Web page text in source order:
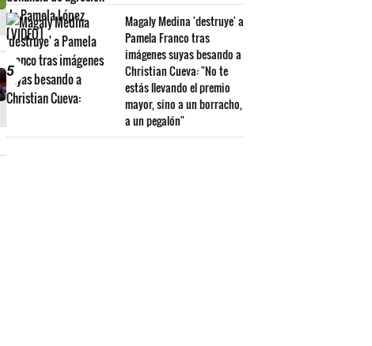
5
Magaly Medina 'destruye' a
Pamela Franco tras
imágenes suyas besando a
Christian Cueva: "No te
estás llevando el premio
mayor, sino a un borracho,
a un pegalón"